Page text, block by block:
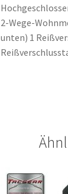
2-Wege-
unten) 1